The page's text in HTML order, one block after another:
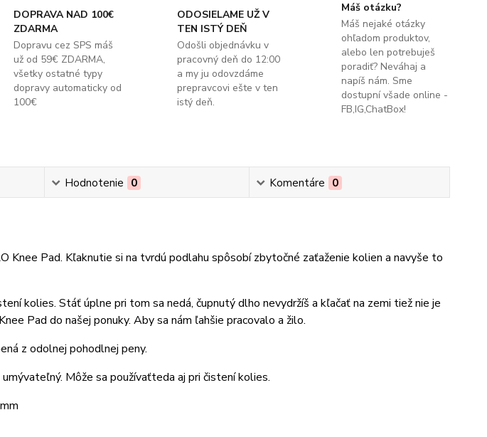
DOPRAVA NAD 100€
ZDARMA
Dopravu cez SPS máš
už od 59€ ZDARMA,
všetky ostatné typy
dopravy automaticky od
100€
ODOSIELAME UŽ V
TEN ISTÝ DEŇ
Odošli objednávku v
pracovný deň do 12:00
a my ju odovzdáme
prepravcovi ešte v ten
istý deň.
Máš otázku?
Máš nejaké otázky
ohľadom produktov,
alebo len potrebuješ
poradiť? Neváhaj a
napíš nám. Sme
dostupní všade online -
FB,IG,ChatBox!
Hodnotenie 0 Komentáre 0
Knee Pad. Kľaknutie si na tvrdú podlahu spôsobí zbytočné zaťaženie kolien a navyše to
kolies. Stáť úplne pri tom sa nedá, čupnutý dlho nevydržíš a kľačať na zemi tiež nie je
Pad do našej ponuky. Aby sa nám ľahšie pracovalo a žilo.
z odolnej pohodlnej peny.
Môže sa používaťteda aj pri čistení kolies.